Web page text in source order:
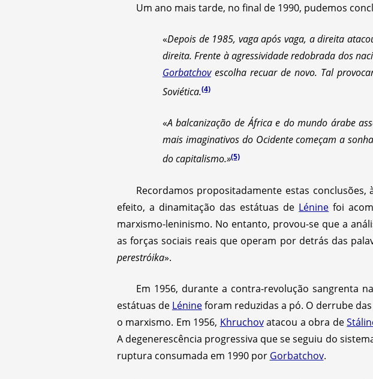
Um ano mais tarde, no final de 1990, pudemos
«Depois de 1985, vaga após vaga, a direita
direita. Frente à agressividade redobrada dos
Gorbatchovescolha recuar de novo. Tal
Soviética.(4)
«A balcanização de África e do mundo árabe
mais imaginativos do Ocidente começam a
do capitalismo.»(5)
Recordamos propositadamente estas
efeito, a dinamitação das estátuas de Lénine foi
marxismo-leninismo. No entanto, provou-se que a
as forças sociais reais que operam por detrás das
perestróika».
Em 1956, durante a contra-revolução sangrenta
estátuas de Lénineforam reduzidas a pó. O derrube
o marxismo. Em 1956, Khruchovatacou a obra de
A degenerescência progressiva que se seguiu do
ruptura consumada em 1990 por Gorbatchov.